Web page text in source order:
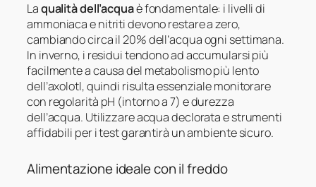
Laqualità dell’acquaè fondamentale: i livelli di
ammoniaca e nitriti devono restare a zero,
cambiando circa il 20% dell’acqua ogni settimana.
In inverno, i residui tendono ad accumularsi più
facilmente a causa del metabolismo più lento
dell’axolotl, quindi risulta essenziale monitorare
con regolarità pH (intorno a 7) e durezza
dell’acqua. Utilizzare acqua declorata e strumenti
affidabili per i test garantirà un ambiente sicuro.
Alimentazione ideale con il freddo